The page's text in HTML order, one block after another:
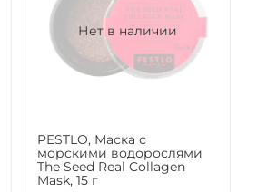
Нет в наличии
PESTLO, Маска с
морскими водорослями
The Seed Real Collagen
Mask, 15 г